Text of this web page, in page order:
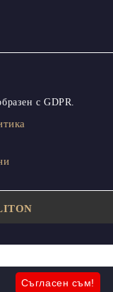
с GDPR.
Съгласен съм!